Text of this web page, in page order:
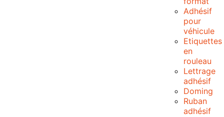
Adhésif
pour
véhicule
Etiquettes
en
rouleau
Lettrage
adhésif
Doming
Ruban
adhésif